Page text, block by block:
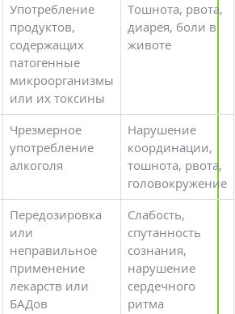
Употребление
продуктов,
содержащих
патогенные
микроорганизмы
или их токсины
Тошнота, рвота,
диарея, боли в
животе
Чрезмерное
употребление
алкоголя
Нарушение
координации,
тошнота, рвота,
головокружение
Передозировка
или
неправильное
применение
лекарств или
БАДов
Слабость,
спутанность
сознания,
нарушение
сердечного
ритма